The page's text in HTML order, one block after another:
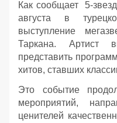
Как сообщает 5-
августа в
выступление
Таркана. Артист
представить
хитов, ставших
Это событие
мероприятий,
ценителей